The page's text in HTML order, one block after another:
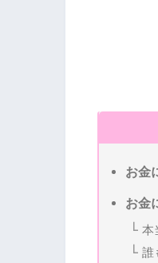
お金
お金
本
誰